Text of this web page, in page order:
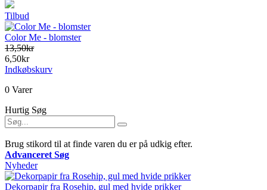
Tilbud
Color Me - blomster
13,50kr
6,50kr
Indkøbskurv
0 Varer
Hurtig Søg
Brug stikord til at finde varen du er på udkig efter.
Advanceret Søg
Nyheder
Dekorpapir fra Rosehip, gul med hvide prikker